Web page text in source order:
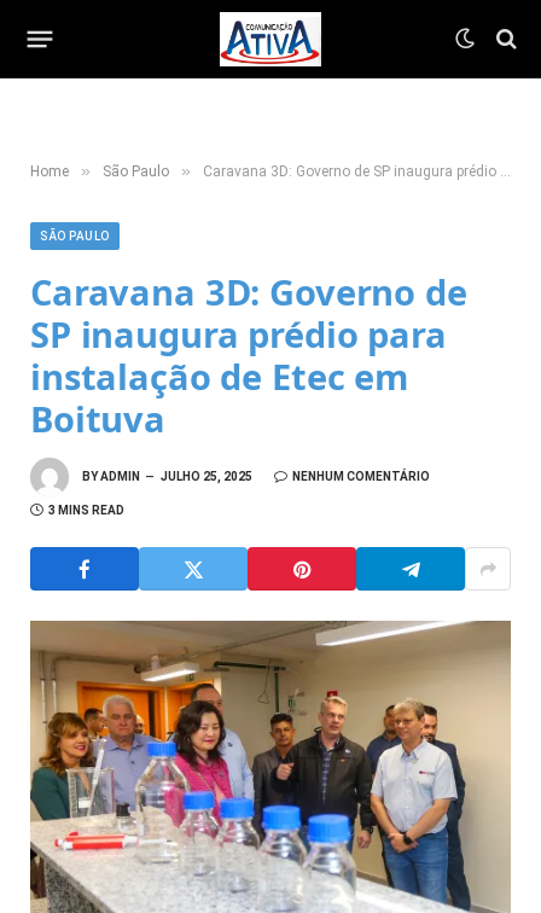
Home » São Paulo » Caravana 3D: Governo de SP inaugura prédio para instalação de Etec em Boituva
SÃO PAULO
Caravana 3D: Governo de
SP inaugura prédio para
instalação de Etec em
Boituva
BYADMIN JULHO 25, 2025 NENHUM COMENTÁRIO
3 MINS READ